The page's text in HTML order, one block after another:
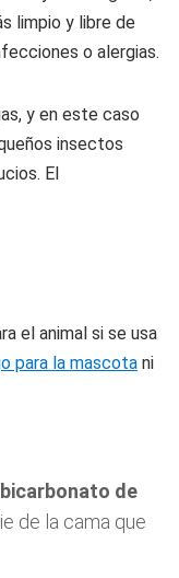
limpio y libre de
o alergias.
y en este caso
insectos
El
el animal si se usa
para la mascota ni
bicarbonato de
de la cama que